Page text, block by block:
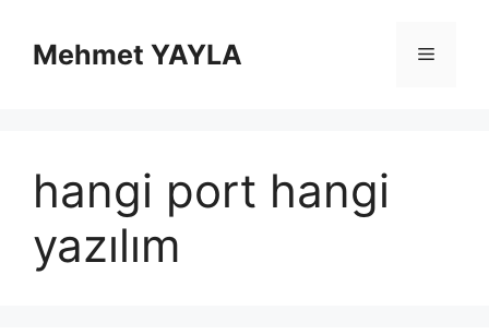
Mehmet YAYLA Menü
hangi port hangi
yazılım